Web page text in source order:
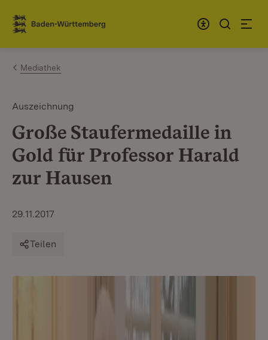
Zum Inhalt springen
Link zur Startseite
Mediathek
Auszeichnung
Große Staufermedaille in
Gold für Professor Harald
zur Hausen
29.11.2017
Teilen